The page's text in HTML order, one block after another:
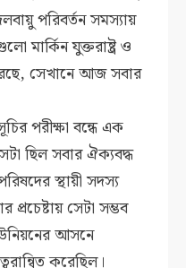
পরিবর্তন সমস্যায়
মার্কিন যুক্তরাষ্ট্র ও
সেখানে আজ সবার
পরীক্ষা বন্ধে এক
ছিল সবার ঐক্যবদ্ধ
স্থায়ী সদস্য
প্রচেষ্টায় সেটা সম্ভব
আসনে
করেছিল।